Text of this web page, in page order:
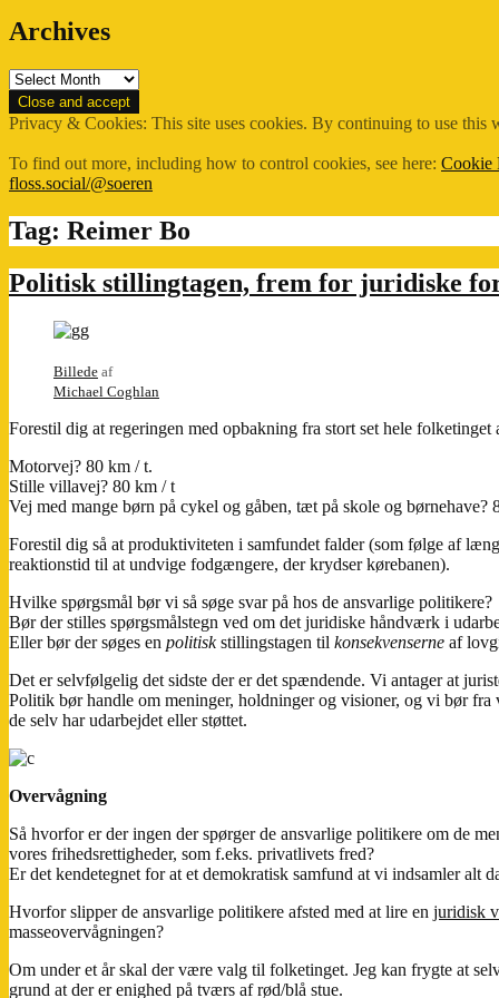
Archives
Archives
Privacy & Cookies: This site uses cookies. By continuing to use this
To find out more, including how to control cookies, see here: Cookie
floss.social/@soeren
Tag: Reimer Bo
Politisk stillingtagen, frem for juridiske
Billede af
Michael Coghlan
Forestil dig at regeringen med opbakning fra stort set hele
Motorvej? 80 km / t.
Stille villavej? 80 km / t
Vej med mange børn på cykel og gåben, tæt på skole og børnehave?
Forestil dig så at produktiviteten i samfundet falder (som følge af
reaktionstid til at undvige fodgængere, der krydser kørebanen).
Hvilke spørgsmål bør vi så søge svar på hos de ansvarlige politikere?
Bør der stilles spørgsmålstegn ved om det juridiske håndværk i
Eller bør der søges en politiskstillingstagen til konsekvenserne af
Det er selvfølgelig det sidste der er det spændende. Vi antager at
Politik bør handle om meninger, holdninger og visioner, og vi bør
de selv har udarbejdet eller støttet.
Overvågning
Så hvorfor er der ingen der spørger de ansvarlige politikere om de
vores frihedsrettigheder, som f.eks. privatlivets fred?
Er det kendetegnet for at et demokratisk samfund at vi indsamler alt
Hvorfor slipper de ansvarlige politikere afsted med at lire en juridisk
masseovervågningen?
Om under et år skal der være valg til folketinget. Jeg kan frygte at
grund at der er enighed på tværs af rød/blå stue.